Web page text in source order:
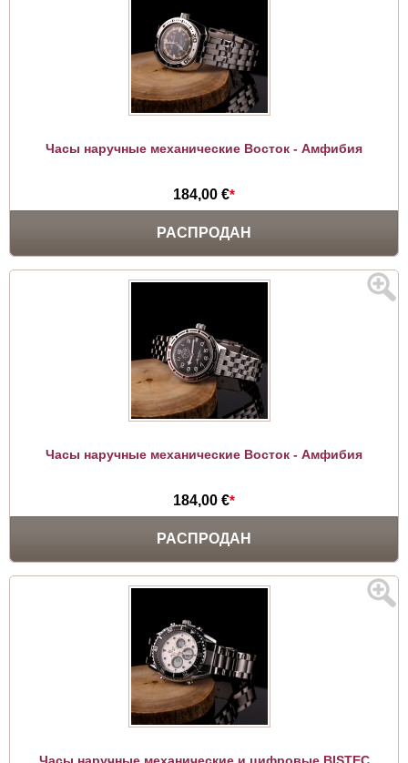
Часы наручные механические Восток - Амфибия
184,00 €*
РАСПРОДАН
Часы наручные механические Восток - Амфибия
184,00 €*
РАСПРОДАН